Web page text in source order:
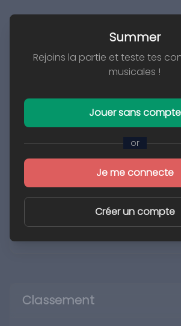
Summer
Playlist
Aucun extrait joué
Classement
Summer
Rejoins la partie et teste tes
musicales !
Jouer sans compte
or
Je me connecte
Créer un compte